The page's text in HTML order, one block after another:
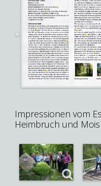
Impressionen vom
Heimbruch und